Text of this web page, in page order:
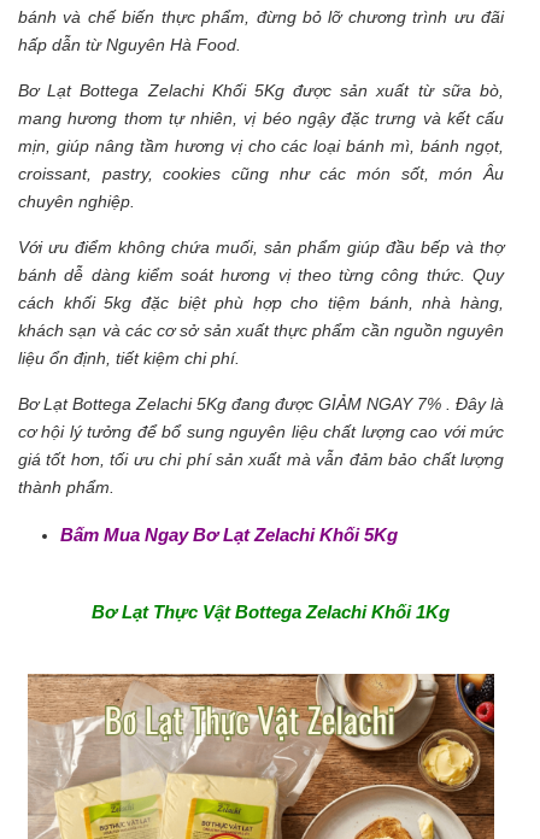
bánh và chế biến thực phẩm, đừng bỏ lỡ chương trình ưu đãi
hấp dẫn từ Nguyên Hà Food.
Bơ Lạt Bottega Zelachi Khối 5Kg được sản xuất từ sữa bò,
mang hương thơm tự nhiên, vị béo ngậy đặc trưng và kết cấu
mịn, giúp nâng tầm hương vị cho các loại bánh mì, bánh ngọt,
croissant, pastry, cookies cũng như các món sốt, món Âu
chuyên nghiệp.
Với ưu điểm không chứa muối, sản phẩm giúp đầu bếp và thợ
bánh dễ dàng kiểm soát hương vị theo từng công thức. Quy
cách khối 5kg đặc biệt phù hợp cho tiệm bánh, nhà hàng,
khách sạn và các cơ sở sản xuất thực phẩm cần nguồn nguyên
liệu ổn định, tiết kiệm chi phí.
Bơ Lạt Bottega Zelachi 5Kg đang được GIẢM NGAY 7% . Đây là
cơ hội lý tưởng để bổ sung nguyên liệu chất lượng cao với mức
giá tốt hơn, tối ưu chi phí sản xuất mà vẫn đảm bảo chất lượng
thành phẩm.
Bấm Mua Ngay Bơ Lạt Zelachi Khối 5Kg
Bơ Lạt Thực Vật Bottega Zelachi Khối 1Kg